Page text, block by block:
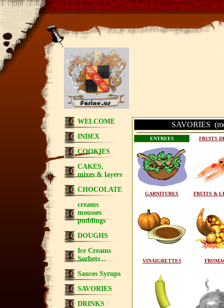
WELCOME
INDEX
COOKIES
CAKES,
mixes & layers
CHOCOLATE
creams
mousses
puddings
DOUGHS
Ice Creams
Sorbets ..
Sauces Syrups
SAVORIES
DRINKS
SAVORIES
ENTREES FRUITS
GARNITURES FRUITS &
VINAIGRETTES